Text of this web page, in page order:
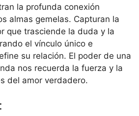
la profunda conexión
almas gemelas. Capturan la
que trasciende la duda y la
el vínculo único e
su relación. El poder de una
nos recuerda la fuerza y la
del amor verdadero.